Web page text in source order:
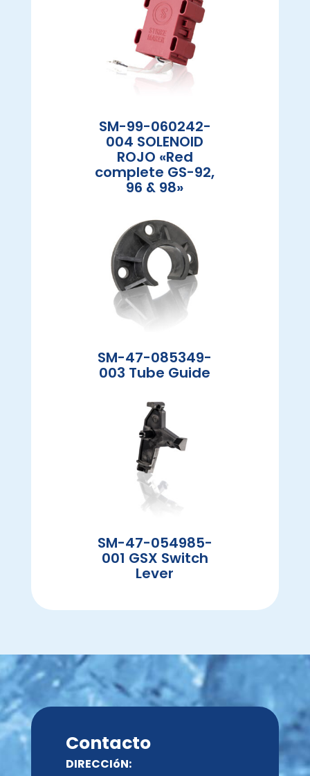
SM-99-060242-
004 SOLENOID
ROJO «Red
complete GS-92,
96 & 98»
SM-47-085349-
003 Tube Guide
SM-47-054985-
001 GSX Switch
Lever
Contacto
DIRECCIóN: